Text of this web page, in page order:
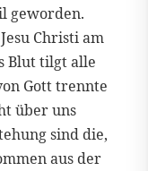
geworden.
Christi am
Blut tilgt alle
Gott trennte
über uns
sind die,
aus der